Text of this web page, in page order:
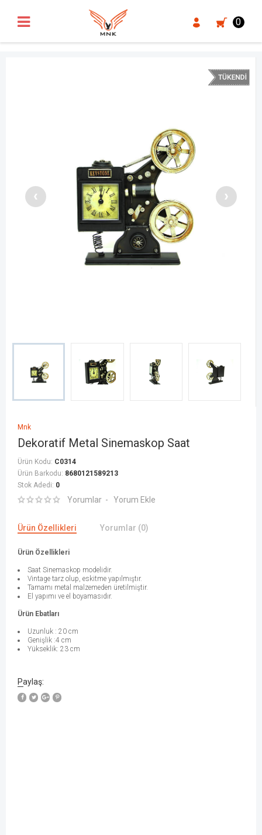
0
Mnk
Dekoratif Metal Sinemaskop Saat
Ürün Kodu: C0314
Ürün Barkodu: 8680121589213
Stok Adedi: 0
Yorumlar Yorum Ekle
Ürün Özellikleri Yorumlar (0)
Ürün Özellikleri
Saat Sinemaskop modelidir.
Vintage tarz olup, eskitme yapılmıştır.
Tamamı metal malzemeden üretilmiştir.
El yapımı ve el boyamasıdır.
Ürün Ebatları
Uzunluk : 20 cm
Genişlik :4 cm
Yükseklik: 23 cm
Paylaş: